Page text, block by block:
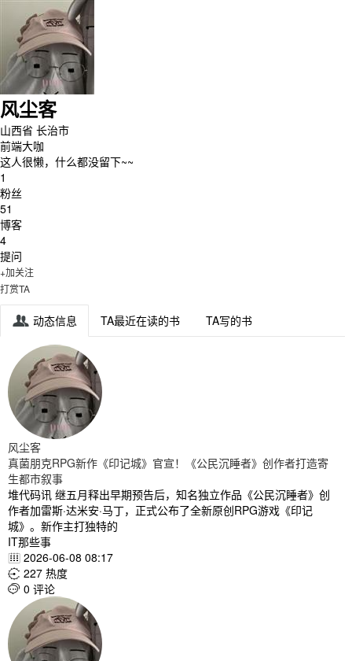
风尘客
山西省 长治市
前端大咖
这人很懒，什么都没留下~~
1
粉丝
51
博客
4
提问
+加关注
打赏TA
 动态信息 TA最近在读的书 TA写的书
风尘客
真菌朋克RPG新作《印记城》官宣！《公民沉睡者》创作者打造寄
生都市叙事
堆代码讯 继五月释出早期预告后，知名独立作品《公民沉睡者》创
作者加雷斯·达米安·马丁，正式公布了全新原创RPG游戏《印记
城》。新作主打独特的
IT那些事
 2026-06-08 08:17
 227 热度
 0 评论